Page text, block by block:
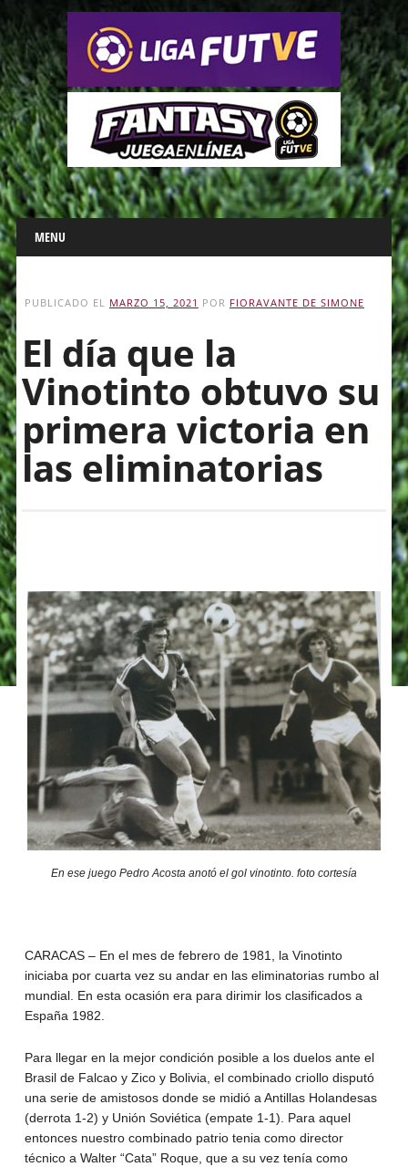
Main menu
Skip
to
content
MENU
PUBLICADO EL MARZO 15, 2021 POR FIORAVANTE DE SIMONE
El día que la
Vinotinto obtuvo su
primera victoria en
las eliminatorias
En ese juego Pedro Acosta anotó el gol vinotinto. foto cortesía
CARACAS – En el mes de febrero de 1981, la Vinotinto
iniciaba por cuarta vez su andar en las eliminatorias rumbo al
mundial. En esta ocasión era para dirimir los clasificados a
España 1982.
Para llegar en la mejor condición posible a los duelos ante el
Brasil de Falcao y Zico y Bolivia, el combinado criollo disputó
una serie de amistosos donde se midió a Antillas Holandesas
(derrota 1-2) y Unión Soviética (empate 1-1). Para aquel
entonces nuestro combinado patrio tenia como director
técnico a Walter “Cata” Roque, que a su vez tenía como